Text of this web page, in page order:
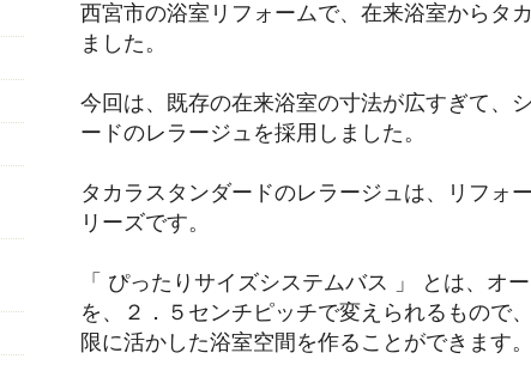
西宮市の浴室リフォームで、在来浴室からタ
ました。
今回は、既存の在来浴室の寸法が広すぎて、
ードのレラージュを採用しました。
タカラスタンダードのレラージュは、リフォ
リーズです。
「 ぴったりサイズシステムバス 」 とは、オ
を、２．５センチピッチで変えられるもので
限に活かした浴室空間を作ることができます。